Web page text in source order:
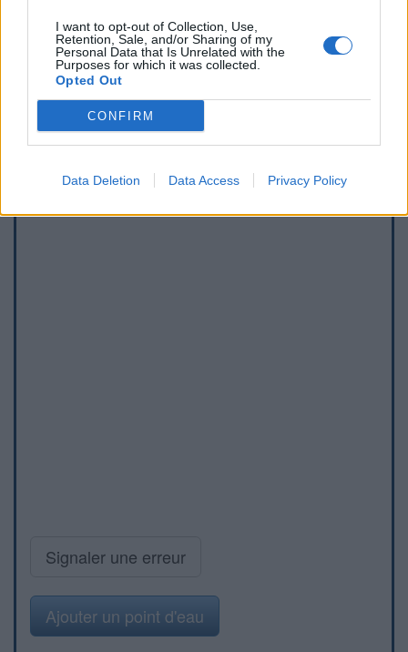
I want to opt-out of Collection, Use,
Retention, Sale, and/or Sharing of my
Personal Data that Is Unrelated with the
Purposes for which it was collected.
Opted Out
CONFIRM
Data Deletion Data Access Privacy Policy
Afficher la carte
Signaler une erreur
Ajouter un point d'eau